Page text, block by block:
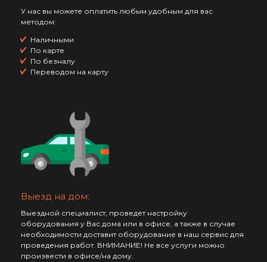
У нас вы можете оплатить любым удобным для вас
методом:
Наличными
По карте
По безналу
Переводом на карту
Выезд на дом:
Выездной специалист, проведет настройку
оборудования у Вас дома или в офисе, а также в случае
необходимости доставит оборудование в наш сервис для
проведения работ. ВНИМАНИЕ! Не все услуги можно
произвести в офисе/на дому.